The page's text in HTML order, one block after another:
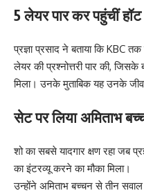
5 लेयर पार कर पहुंचीं
प्रज्ञा प्रसाद ने बताया कि KBC
लेयर की प्रश्नोत्तरी पार की,
मिला। उनके मुताबिक यह उनके
सेट पर लिया अमिताभ
शो का सबसे यादगार क्षण रहा जब
का इंटरव्यू करने का मौका मिला।
उन्होंने अमिताभ बच्चन से तीन